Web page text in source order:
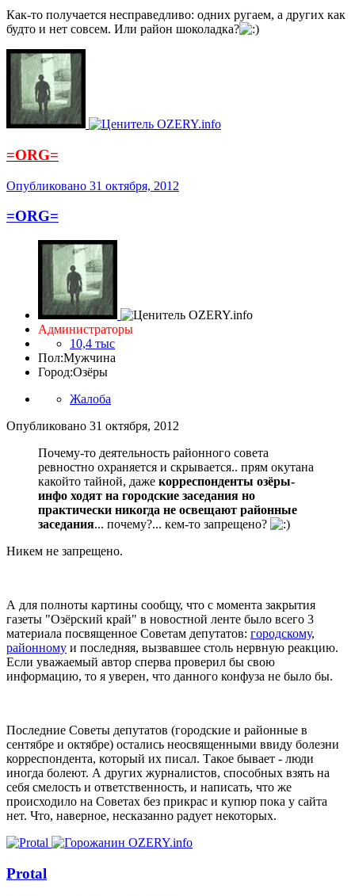
Как-то получается несправедливо: одних ругаем, а других как
будто и нет совсем. Или район шоколадка?
=ORG=
Опубликовано 31 октября, 2012
=ORG=
Администраторы
10,4 тыс
Пол:Мужчина
Город:Озёры
Жалоба
Опубликовано 31 октября, 2012
Почему-то деятельность районного совета
ревностно охраняется и скрывается.. прям окутана
какойто тайной, даже корреспонденты озёры-
инфо ходят на городские заседания но
практически никогда не освещают районные
заседания... почему?... кем-то запрещено?
Никем не запрещено.
А для полноты картины сообщу, что с момента закрытия
газеты "Озёрский край" в новостной ленте было всего 3
материала посвященное Советам депутатов: городскому,
районному и последняя, вызвавшее столь нервную реакцию.
Если уважаемый автор сперва проверил бы свою
информацию, то я уверен, что данного конфуза не было бы.
Последние Советы депутатов (городские и районные в
сентябре и октябре) остались неосвященными ввиду болезни
корреспондента, который их писал. Такое бывает - люди
иногда болеют. А других журналистов, способных взять на
себя смелость и ответственность, и написать, что же
происходило на Советах без прикрас и купюр пока у сайта
нет. Что, наверное, несказанно радует некоторых.
Protal